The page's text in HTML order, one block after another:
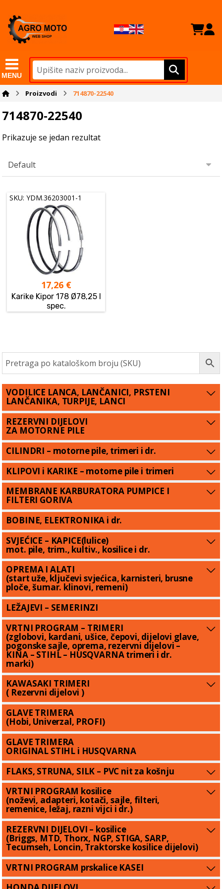
MENU
Proizvodi 714870-22540
714870-22540
Prikazuje se jedan rezultat
SKU: YDM.36203001-1
17,26 €
Karike Kipor 178 Ø78,25 I
spec.
VODILICE LANCA, LANČANICI, PRSTENI
LANČANIKA, TURPIJE, LANCI
REZERVNI DIJELOVI
ZA MOTORNE PILE
CILINDRI – motorne pile, trimeri i dr.
KLIPOVI i KARIKE – motorne pile i trimeri
MEMBRANE KARBURATORA PUMPICE I
FILTERI GORIVA
BOBINE, ELEKTRONIKA i dr.
SVJEĆICE – KAPICE(lulice)
mot. pile, trim., kultiv., kosilice i dr.
OPREMA I ALATI
(start uže, ključevi svjećica, karnisteri, brusne
ploče, šumar. klinovi, remeni)
LEŽAJEVI – SEMERINZI
VRTNI PROGRAM – TRIMERI
(zglobovi, kardani, ušice, čepovi, dijelovi glave,
pogonske sajle, oprema, rezervni dijelovi –
KINA – STIHL – HUSQVARNA trimeri i dr.
marki)
KAWASAKI TRIMERI
( Rezervni dijelovi )
GLAVE TRIMERA
(Hobi, Univerzal, PROFI)
GLAVE TRIMERA
ORIGINAL STIHL i HUSQVARNA
FLAKS, STRUNA, SILK – PVC nit za košnju
VRTNI PROGRAM kosilice
(noževi, adapteri, kotači, sajle, filteri,
remenice, ležaj, razni vijci i dr.)
REZERVNI DIJELOVI – kosilice
(Briggs, MTD, Thorx, NGP, STIGA, SARP,
Tecumseh, Loncin, Traktorske kosilice dijelovi)
VRTNI PROGRAM prskalice KASEI